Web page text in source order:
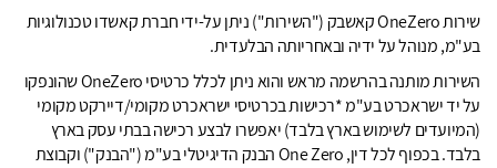
שירות OneZero קאשבק ("השירות") ניתן על-ידי חברת קאשדו טכנולוגיות
בע"מ, מנוהל על ידיה ובאחריותה הבלעדית.
השירות מותנה בהרשמה מראש והוא ניתן לכלל כרטיסי OneZero שהונפקו
על יד ישראכרט בע"מ *רכישות בכרטיסי ישראכרט מקומי/דיירקט מקומי
(המיועדים לשימוש בארץ בלבד) יאפשרו לבצע רכישה בבתי עסק בארץ
בלבד. בכפוף לכל דין, One Zero הבנק הדיגיטלי בע"מ ("הבנק") וקבוצת